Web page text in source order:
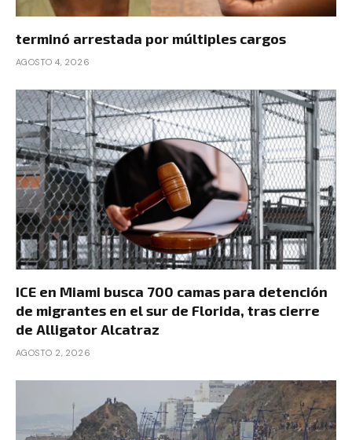
terminó arrestada por múltiples cargos
AGOSTO 4, 2026
ICE en Miami busca 700 camas para detención
de migrantes en el sur de Florida, tras cierre
de Alligator Alcatraz
AGOSTO 2, 2026